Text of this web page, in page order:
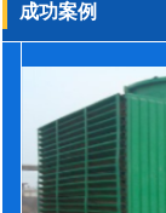
成功案例